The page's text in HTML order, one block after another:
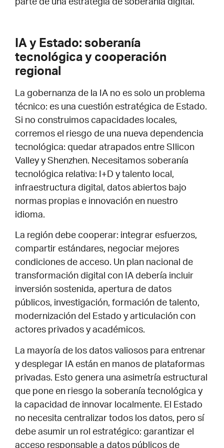
parte de una estrategia de soberanía digital.
IA y Estado: soberanía
tecnológica y cooperación
regional
La gobernanza de la IA no es solo un problema
técnico: es una cuestión estratégica de Estado.
Si no construimos capacidades locales,
corremos el riesgo de una nueva dependencia
tecnológica: quedar atrapados entre SIlicon
Valley y Shenzhen. Necesitamos soberanía
tecnológica relativa: I+D y talento local,
infraestructura digital, datos abiertos bajo
normas propias e innovación en nuestro
idioma.
La región debe cooperar: integrar esfuerzos,
compartir estándares, negociar mejores
condiciones de acceso. Un plan nacional de
transformación digital con IA debería incluir
inversión sostenida, apertura de datos
públicos, investigación, formación de talento,
modernización del Estado y articulación con
actores privados y académicos.
La mayoría de los datos valiosos para entrenar
y desplegar IA están en manos de plataformas
privadas. Esto genera una asimetría estructural
que pone en riesgo la soberanía tecnológica y
la capacidad de innovar localmente. El Estado
no necesita centralizar todos los datos, pero sí
debe asumir un rol estratégico: garantizar el
acceso responsable a datos públicos de